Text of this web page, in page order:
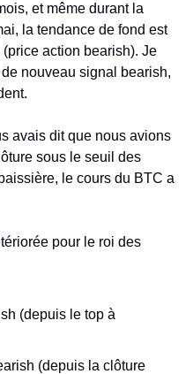
et même durant la
la tendance de fond est
action bearish). Je
nouveau signal bearish,
avais dit que nous avions
sous le seuil des
le cours du BTC a
pour le roi des
(depuis le top à
(depuis la clôture